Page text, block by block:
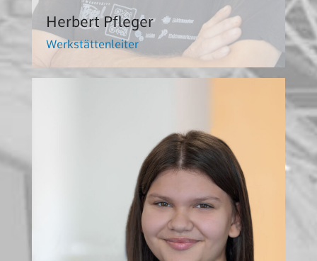
Herbert Pfleger
Werkstättenleiter